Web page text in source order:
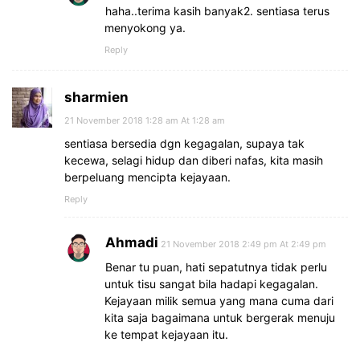
haha..terima kasih banyak2. sentiasa terus
menyokong ya.
Reply
sharmien
21 November 2018 1:28 am At 1:28 am
sentiasa bersedia dgn kegagalan, supaya tak
kecewa, selagi hidup dan diberi nafas, kita masih
berpeluang mencipta kejayaan.
Reply
Ahmadi 21 November 2018 2:49 pm At 2:49 pm
Benar tu puan, hati sepatutnya tidak perlu
untuk tisu sangat bila hadapi kegagalan.
Kejayaan milik semua yang mana cuma dari
kita saja bagaimana untuk bergerak menuju
ke tempat kejayaan itu.